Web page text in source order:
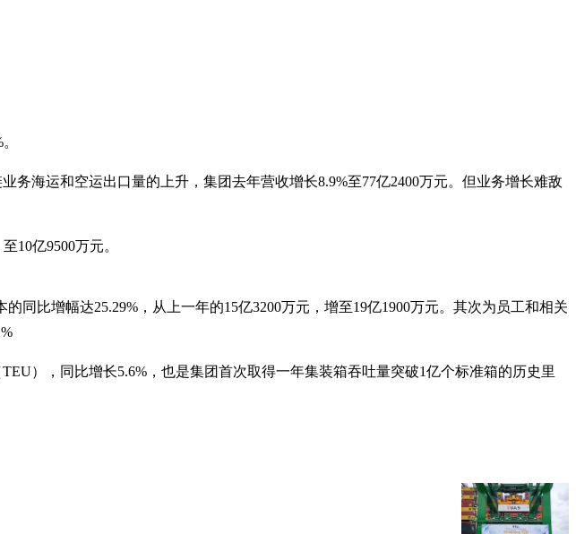
海运和空运出口量的上升，集团去年营收增长8.9%至77亿2400万元。但业务增长难敌
10亿9500万元。
同比增幅达25.29%，从上一年的15亿3200万元，增至19亿1900万元。其次为员工和相关
TEU），同比增长5.6%，也是集团首次取得一年集装箱吞吐量突破1亿个标准箱的历史里